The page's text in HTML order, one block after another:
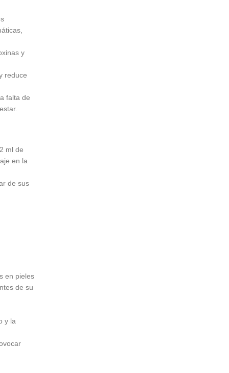
y
reduce
falta de
ml de
en la
de sus
en pieles
de su
y la